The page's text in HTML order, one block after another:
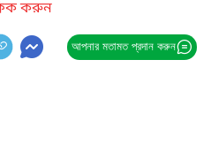
করুন
আপনার মতামত প্রদান করুন